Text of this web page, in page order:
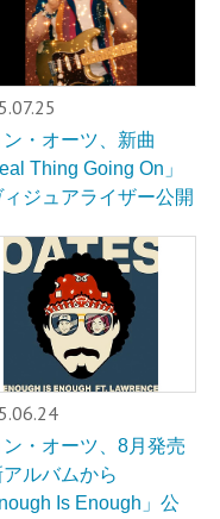
ン・オーツ、新曲
Thing Going On」
ジュアライザー公開
ン・オーツ、8月発売
ルバムから
Is Enough」公